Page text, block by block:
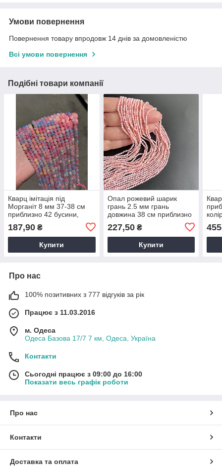
Умови повернення
Повернення товару впродовж 14 днів за домовленістю
Всі умови повернення
Подібні товари компанії
Кварц імітація під
Морганіт 8 мм 37-38 см
приблизно 42 бусини,
187,90 ₴
Купити
Опал рожевий шарик
грань 2.5 мм грань
довжина 38 см приблизно
160 бусин, колір - рожевий
227,50₴
Купити
455
Про нас
100% позитивних з 777 відгуків за рік
Працює з 11.03.2016
м. Одеса
Одеса Базова 17/7 7 км, Одеса, Україна
Контакти
Сьогодні працює з 09:00 до 16:00
Показати весь графік роботи
Про нас
Контакти
Доставка та оплата